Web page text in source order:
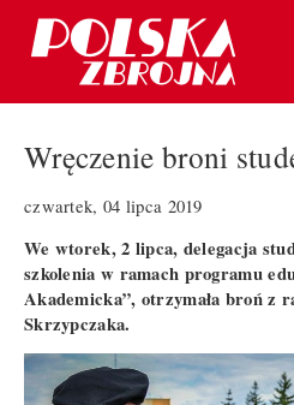
Wręczenie broni
czwartek, 04 lipca 2019
We wtorek, 2 lipca, delegacja
szkolenia w ramach programu
Akademicka”, otrzymała broń z
Skrzypczaka.